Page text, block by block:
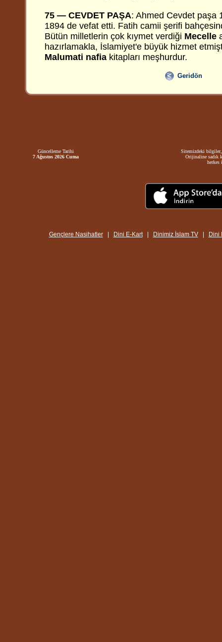
75 — CEVDET PAŞA: Ahmed Cevdet paşa
1894 de vefat etti. Fatih camii şerifi
Bütün milletlerin çok kıymet verdiği Mecelle
hazırlamakla, İslamiyet'e büyük hizmet
Malumati nafia kitapları meşhurdur.
Geridön
Güncelleme Tarihi
7 Ağustos 2026 Cuma
Sitemizdeki bilgiler,
Orijinaline sadık
herkes
Gençlere Nasihatler| Dini E-Kart| Dinimiz İslam TV| Dini